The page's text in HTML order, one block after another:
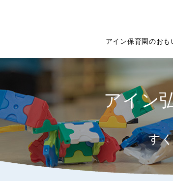
アイン保育園のおも
アイン
す